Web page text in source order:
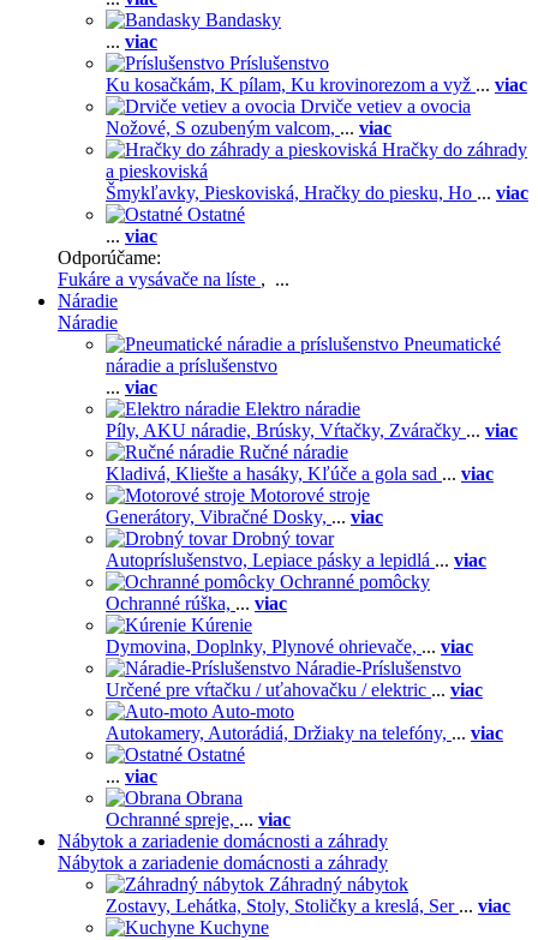
Bandasky
... viac
Príslušenstvo
Ku kosačkám, K pílam, Ku krovinorezom a vyž ... viac
Drviče vetiev a ovocia
Nožové, S ozubeným valcom, ... viac
Hračky do záhrady
a pieskoviská
Šmykľavky, Pieskoviská, Hračky do piesku, Ho ... viac
Ostatné
... viac
Odporúčame:
Fukáre a vysávače na líste , ...
Náradie
Náradie
Pneumatické
náradie a príslušenstvo
... viac
Elektro náradie
Píly, AKU náradie, Brúsky, Vŕtačky, Zváračky ... viac
Ručné náradie
Kladivá, Kliešte a hasáky, Kľúče a gola sad ... viac
Motorové stroje
Generátory, Vibračné Dosky, ... viac
Drobný tovar
Autopríslušenstvo, Lepiace pásky a lepidlá ... viac
Ochranné pomôcky
Ochranné rúška, ... viac
Kúrenie
Dymovina, Doplnky, Plynové ohrievače, ... viac
Náradie-Príslušenstvo
Určené pre vŕtačku / uťahovačku / elektric ... viac
Auto-moto
Autokamery, Autorádiá, Držiaky na telefóny, ... viac
Ostatné
... viac
Obrana
Ochranné spreje, ... viac
Nábytok a zariadenie domácnosti a záhrady
Nábytok a zariadenie domácnosti a záhrady
Záhradný nábytok
Zostavy, Lehátka, Stoly, Stoličky a kreslá, Ser ... viac
Kuchyne